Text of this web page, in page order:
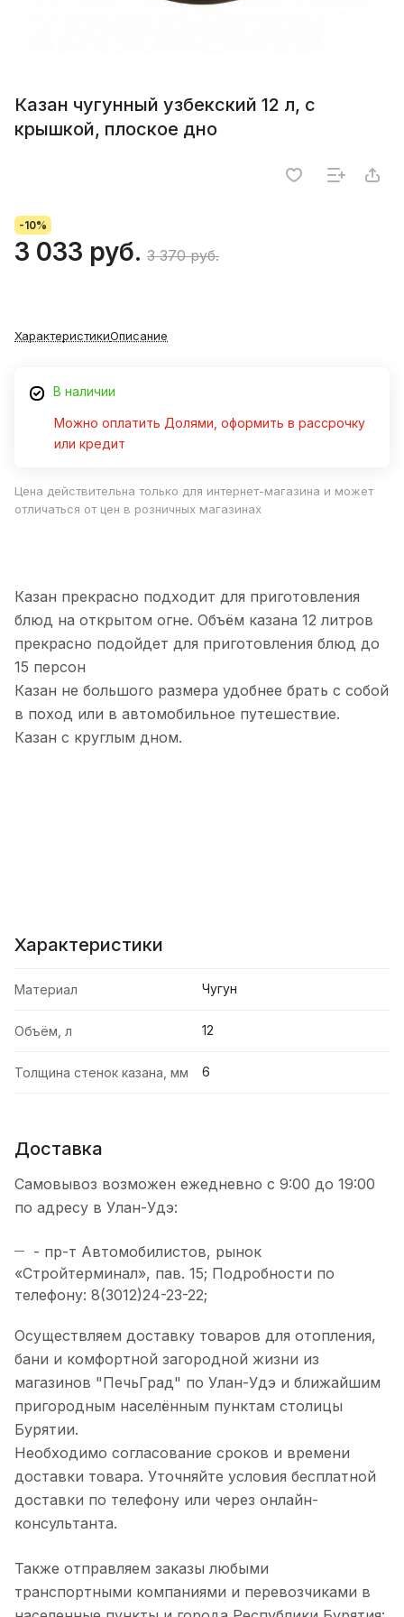
Казан чугунный узбекский 12 л, с
крышкой, плоское дно
-10%
3 033 руб. 3 370 руб.
ХарактеристикиОписание
В наличии
Можно оплатить Долями, оформить в рассрочку
или кредит
Цена действительна только для интернет-магазина и может
отличаться от цен в розничных магазинах
Казан прекрасно подходит для приготовления
блюд на открытом огне. Объём казана 12 литров
прекрасно подойдет для приготовления блюд до
15 персон
Казан не большого размера удобнее брать с собой
в поход или в автомобильное путешествие.
Казан с круглым дном.
Характеристики
Материал Чугун
Объём, л 12
Толщина стенок казана, мм 6
Доставка
Самовывоз возможен ежедневно с 9:00 до 19:00
по адресу в Улан-Удэ:
- пр-т Автомобилистов, рынок
«Стройтерминал», пав. 15; Подробности по
телефону: 8(3012)24-23-22;
Осуществляем доставку товаров для отопления,
бани и комфортной загородной жизни из
магазинов "ПечьГрад" по Улан-Удэ и ближайшим
пригородным населённым пунктам столицы
Бурятии.
Необходимо согласование сроков и времени
доставки товара. Уточняйте условия бесплатной
доставки по телефону или через онлайн-
консультанта.
Также отправляем заказы любыми
транспортными компаниями и перевозчиками в